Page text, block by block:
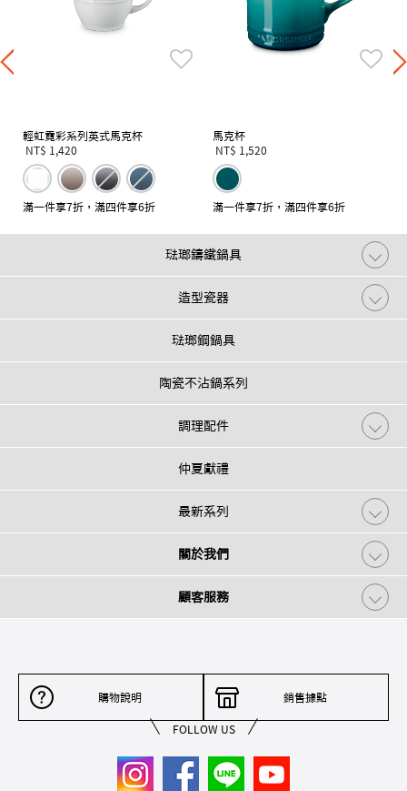
輕虹霓彩系列英式馬克杯
NT$ 1,420
滿一件享7折，滿四件享6折
馬克杯
NT$ 1,520
滿一件享7折，滿四件享6折
琺瑯鑄鐵鍋具
造型瓷器
琺瑯鋼鍋具
陶瓷不沾鍋系列
調理配件
仲夏獻禮
最新系列
關於我們
顧客服務
購物說明 銷售據點
FOLLOW US